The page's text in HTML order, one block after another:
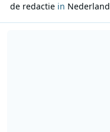
de redactiein Nederland